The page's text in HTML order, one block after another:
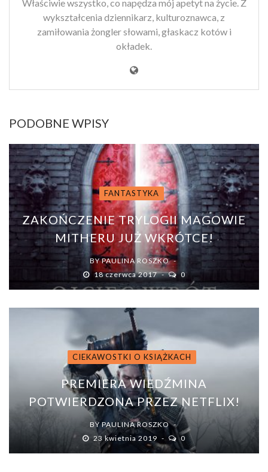
Właściwie wszystko, co napędza mój apetyt na życie. Z
wykształcenia dziennikarz, kulturoznawca, z
zamiłowania żongler słowami, głaskacz kotów i
okładek.
PODOBNE WPISY
FANTASTYKA
ZAKOŃCZENIE TRYLOGII MAGOWIE
MITHERU JUŻ WKRÓTCE!
BYPAULINA ROSZKO
18 czerwca 2017
0
CIEKAWOSTKI O KSIĄŻKACH
PREMIERA WIEDŹMINA
POTWIERDZONA PRZEZ NETFLIX!
BYPAULINA ROSZKO
23 kwietnia 2019
0